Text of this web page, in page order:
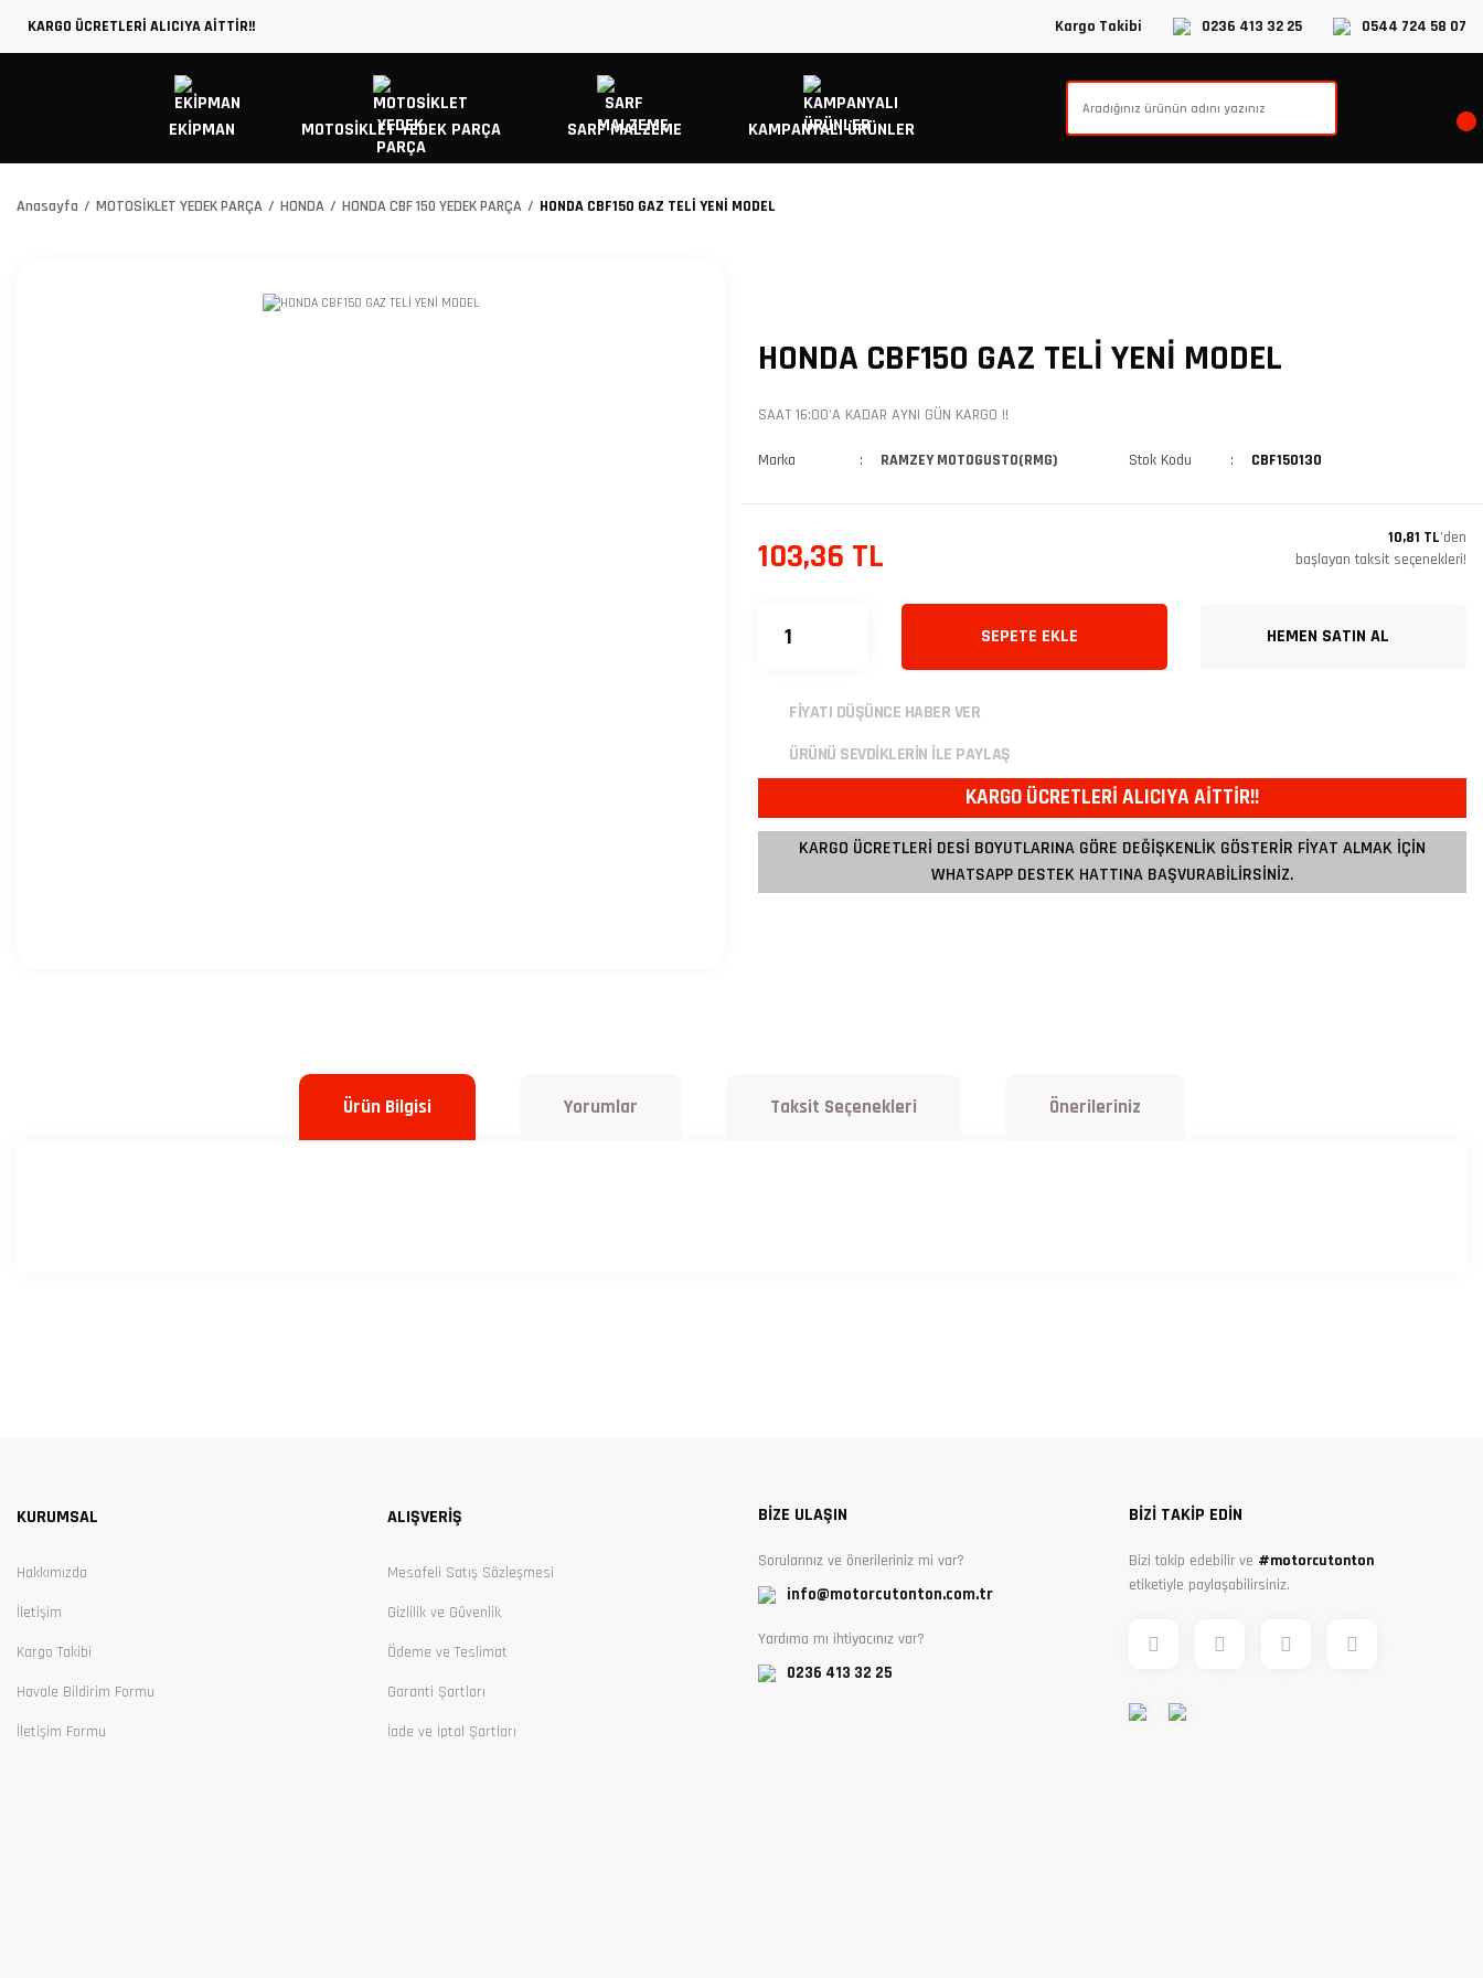
KARGO ÜCRETLERİ ALICIYA AİTTİR!! Kargo Takibi 0236 413 32 25 0544 724 58 07
EKİPMAN MOTOSİKLET YEDEK PARÇA SARF MALZEME KAMPANYALI ÜRÜNLER
Anasayfa MOTOSİKLET YEDEK PARÇA HONDA HONDA CBF 150 YEDEK PARÇA HONDA CBF150 GAZ TELİ YENİ MODEL
HONDA CBF150 GAZ TELİ YENİ MODEL
SAAT 16:00'A KADAR AYNI GÜN KARGO !!
Marka RAMZEY MOTOGUSTO(RMG) Stok Kodu CBF150130
103,36 TL 10,81 TL’den
başlayan taksit seçenekleri!
SEPETE EKLE HEMEN SATIN AL
FİYATI DÜŞÜNCE HABER VER
ÜRÜNÜ SEVDİKLERİN İLE PAYLAŞ
KARGO ÜCRETLERİ ALICIYA AİTTİR!!
KARGO ÜCRETLERİ DESİ BOYUTLARINA GÖRE DEĞİŞKENLİK GÖSTERİR FİYAT ALMAK İÇİN
WHATSAPP DESTEK HATTINA BAŞVURABİLİRSİNİZ.
Ürün Bilgisi Yorumlar Taksit Seçenekleri Önerileriniz
KURUMSAL
Hakkımızda
İletişim
Kargo Takibi
Havale Bildirim Formu
İletişim Formu
ALIŞVERİŞ
Mesafeli Satış Sözleşmesi
Gizlilik ve Güvenlik
Ödeme ve Teslimat
Garanti Şartları
İade ve İptal Şartları
BİZE ULAŞIN
Sorularınız ve önerileriniz mi var?
info@motorcutonton.com.tr
Yardıma mı ihtiyacınız var?
0236 413 32 25
BİZİ TAKİP EDİN
Bizi takip edebilir ve #motorcutonton
etiketiyle paylaşabilirsiniz.